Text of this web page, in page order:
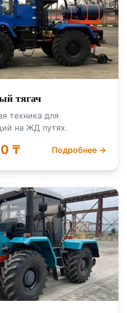
тягач
техника для
на ЖД путях.
₸ Подробнее →